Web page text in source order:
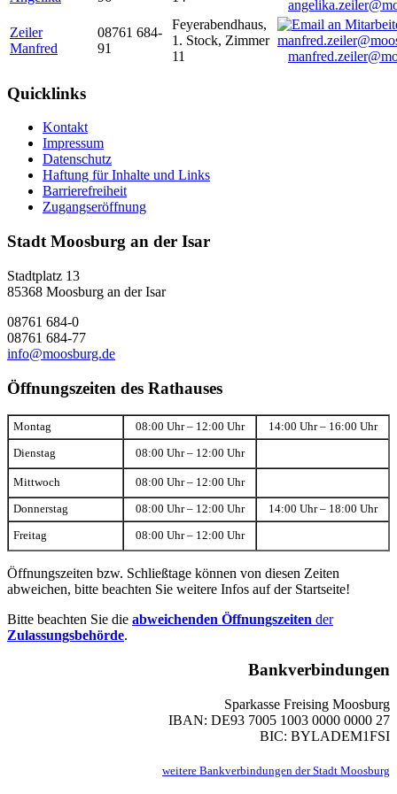
Zeiler
Manfred
08761 684-
91
Feyerabendhaus,
1. Stock, Zimmer
11
Quicklinks
Kontakt
Impressum
Datenschutz
Haftung für Inhalte und Links
Barrierefreiheit
Zugangseröffnung
Stadt Moosburg an der Isar
Stadtplatz 13
85368 Moosburg an der Isar
08761 684-0
08761 684-77
info@moosburg.de
Öffnungszeiten des Rathauses
Montag 08:00 Uhr – 12:00 Uhr 14:00 Uhr – 16:00 Uhr
Dienstag 08:00 Uhr – 12:00 Uhr
Mittwoch 08:00 Uhr – 12:00 Uhr
Donnerstag 08:00 Uhr – 12:00 Uhr 14:00 Uhr – 18:00 Uhr
Freitag 08:00 Uhr – 12:00 Uhr
Öffnungszeiten bzw. Schließtage können von diesen Zeiten
abweichen, bitte beachten Sie weitere Infos auf der Startseite!
Bitte beachten Sie die abweichenden Öffnungszeiten der
Zulassungsbehörde.
Bankverbindungen
Sparkasse Freising Moosburg
IBAN: DE93 7005 1003 0000 0000 27
BIC: BYLADEM1FSI
weitere Bankverbindungen der Stadt Moosburg